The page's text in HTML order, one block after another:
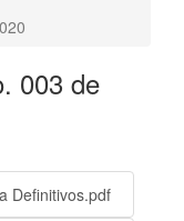
003 de
Definitivos.pdf